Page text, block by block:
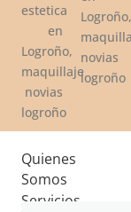
Quienes
Somos
Servicios